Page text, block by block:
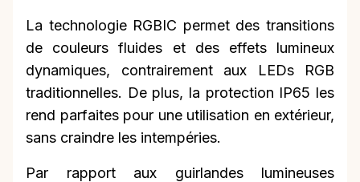
La technologie RGBIC permet des transitions
de couleurs fluides et des effets lumineux
dynamiques, contrairement aux LEDs RGB
traditionnelles. De plus, la protection IP65 les
rend parfaites pour une utilisation en extérieur,
sans craindre les intempéries.
Par rapport aux guirlandes lumineuses